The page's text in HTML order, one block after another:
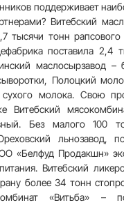
поддерживает
Витебский
тысячи тонн рапсового
поставила 2,4
маслосырзавод –
Полоцкий
молока. Свою
Витебский
Без малого 100
льнозавод,
«Белфуд Продакшн»
Витебский
более 34 тонн
«Витьба» –